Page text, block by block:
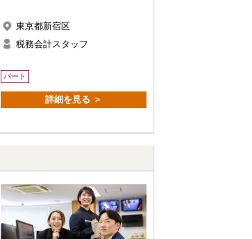
東京都新宿区
税務会計スタッフ
パート
詳細を見る ＞